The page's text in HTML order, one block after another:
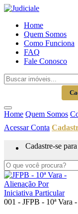
Home
Quem Somos
Como Funciona
FAQ
Fale Conosco
Home Quem Somos
Acessar Conta
Cadastre-se
001 - JFPB - 10ª Vara